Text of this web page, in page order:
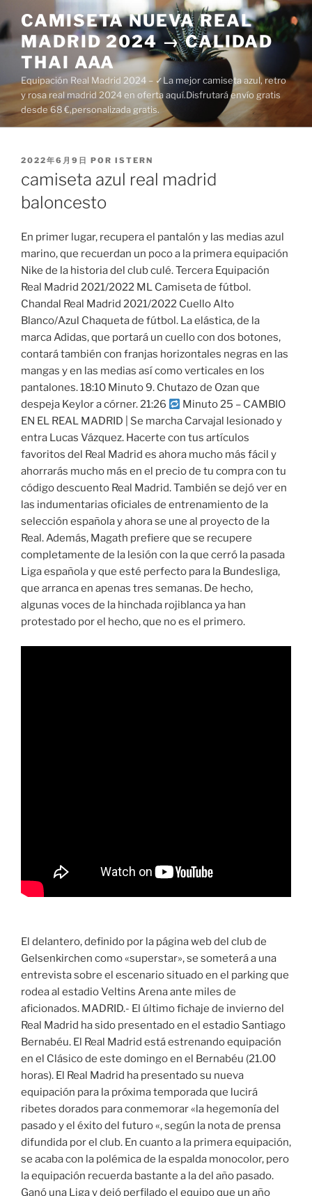
al
contenido
CAMISETA NUEVA REAL
MADRID 2024 → CALIDAD
THAI AAA
Equipación Real Madrid 2024 – ✓La mejor camiseta azul, retro
y rosa real madrid 2024 en oferta aquí.Disfrutará envío gratis
desde 68 €,personalizada gratis.
PUBLICADO
2022年6月9日 POR ISTERN
camiseta azul real madrid
baloncesto
En primer lugar, recupera el pantalón y las medias azul
marino, que recuerdan un poco a la primera equipación
Nike de la historia del club culé. Tercera Equipación
Real Madrid 2021/2022 ML Camiseta de fútbol.
Chandal Real Madrid 2021/2022 Cuello Alto
Blanco/Azul Chaqueta de fútbol. La elástica, de la
marca Adidas, que portará un cuello con dos botones,
contará también con franjas horizontales negras en las
mangas y en las medias así como verticales en los
pantalones. 18:10 Minuto 9. Chutazo de Ozan que
despeja Keylor a córner. 21:26
Minuto 25 – CAMBIO
EN EL REAL MADRID | Se marcha Carvajal lesionado y
entra Lucas Vázquez. Hacerte con tus artículos
favoritos del Real Madrid es ahora mucho más fácil y
ahorrarás mucho más en el precio de tu compra con tu
código descuento Real Madrid. También se dejó ver en
las indumentarias oficiales de entrenamiento de la
selección española y ahora se une al proyecto de la
Real. Además, Magath prefiere que se recupere
completamente de la lesión con la que cerró la pasada
Liga española y que esté perfecto para la Bundesliga,
que arranca en apenas tres semanas. De hecho,
algunas voces de la hinchada rojiblanca ya han
protestado por el hecho, que no es el primero.
El delantero, definido por la página web del club de
Gelsenkirchen como «superstar», se someterá a una
entrevista sobre el escenario situado en el parking que
rodea al estadio Veltins Arena ante miles de
aficionados. MADRID.- El último fichaje de invierno del
Real Madrid ha sido presentado en el estadio Santiago
Bernabéu. El Real Madrid está estrenando equipación
en el Clásico de este domingo en el Bernabéu (21.00
horas). El Real Madrid ha presentado su nueva
equipación para la próxima temporada que lucirá
ribetes dorados para conmemorar «la hegemonía del
pasado y el éxito del futuro «, según la nota de prensa
difundida por el club. En cuanto a la primera equipación,
se acaba con la polémica de la espalda monocolor, pero
la equipación recuerda bastante a la del año pasado.
Ganó una Liga y dejó perfilado el equipo que un año